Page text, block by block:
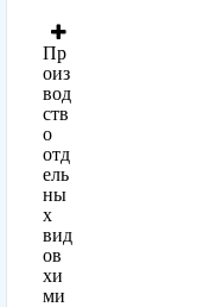
Пр
оиз
вод
ств
о
отд
ель
ны
х
вид
ов
хи
ми